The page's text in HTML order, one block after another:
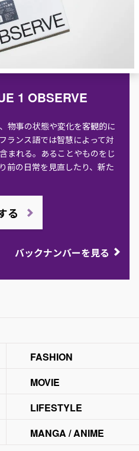
1 OBSERVE
物事の状態や変化を客観的に
ランス語では智慧によって対
まれる。あることやものをじ
前の日常を見直したり、新た
る
バックナンバーを見る
FASHION
MOVIE
LIFESTYLE
MANGA / ANIME